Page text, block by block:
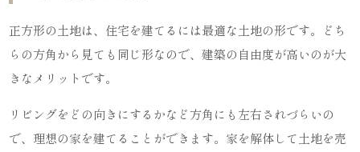
正方形の土地は、住宅を建てるには最適な土地の形です。どち
らの方角から見ても同じ形なので、建築の自由度が高いのが大
きなメリットです。
リビングをどの向きにするかなど方角にも左右されづらいの
で、理想の家を建てることができます。家を解体して土地を売